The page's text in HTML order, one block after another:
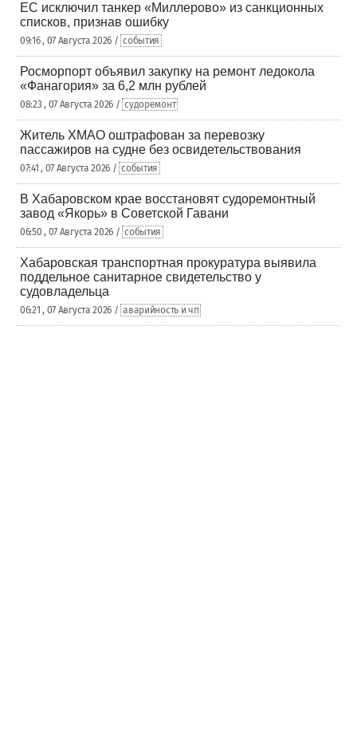
ЕС исключил танкер «Миллерово» из санкционных
списков, признав ошибку
09:16 , 07 Августа 2026 / события
Росморпорт объявил закупку на ремонт ледокола
«Фанагория» за 6,2 млн рублей
08:23 , 07 Августа 2026 / судоремонт
Житель ХМАО оштрафован за перевозку
пассажиров на судне без освидетельствования
07:41 , 07 Августа 2026 / события
В Хабаровском крае восстановят судоремонтный
завод «Якорь» в Советской Гавани
06:50 , 07 Августа 2026 / события
Хабаровская транспортная прокуратура выявила
поддельное санитарное свидетельство у
судовладельца
06:21 , 07 Августа 2026 / аварийность и чп